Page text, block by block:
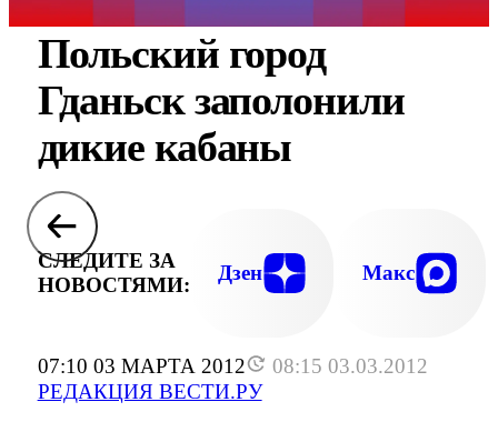
07:10 03 МАРТА 2012
08:15 03.03.2012
РЕДАКЦИЯ ВЕСТИ.РУ
Польский город
Гданьск заполонили
дикие кабаны
СЛЕДИТЕ ЗА
НОВОСТЯМИ:
Дзен Макс